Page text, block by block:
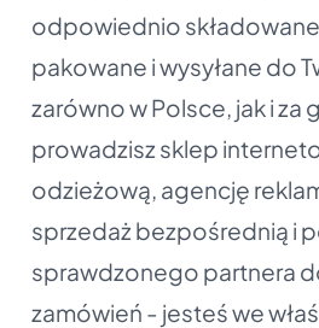
odpowiednio
pakowane i wysyłane do
zarówno w Polsce, jak i za
prowadzisz sklep
odzieżową, agencję
sprzedaż bezpośrednią i
sprawdzonego partnera
zamówień - jesteś we